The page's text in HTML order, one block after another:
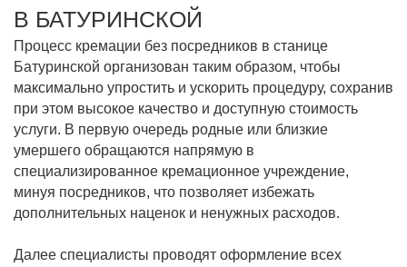
В БАТУРИНСКОЙ
Процесс кремации без посредников в станице
Батуринской организован таким образом, чтобы
максимально упростить и ускорить процедуру, сохранив
при этом высокое качество и доступную стоимость
услуги. В первую очередь родные или близкие
умершего обращаются напрямую в
специализированное кремационное учреждение,
минуя посредников, что позволяет избежать
дополнительных наценок и ненужных расходов.
Далее специалисты проводят оформление всех